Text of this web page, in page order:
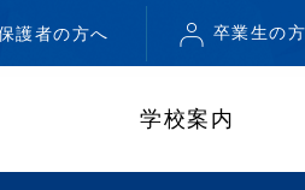
護者の方へ 卒業生の
学校案内